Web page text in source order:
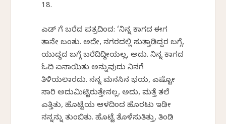
18.
ಎಡ್ ಗೆ ಬರೆದ ಪತ್ರದಿಂದ: ‘ನಿನ್ನ ಕಾಗದ ಈಗ
ತಾನೇ ಬಂತು. ಅದೇ, ನಗರದಲ್ಲಿ ಸುತ್ತಾಡಿದ್ದರ ಬಗ್ಗೆ,
ಯುದ್ಧದ ಬಗ್ಗೆ ಬರೆದಿದ್ದೀಯಲ್ಲ, ಅದು. ನಿನ್ನ ಕಾಗದ
ಓದಿ ಏನಾಯಿತು ಅನ್ನುವುದು ನಿನಗೆ
ತಿಳಿಯಲಾರದು. ನನ್ನ ಮನಸಿನ ಭಯ, ಎಷ್ಟೋ
ಸಾರಿ ಅದುಮಿಟ್ಟಿರುತ್ತೇನಲ್ಲ, ಅದು, ಮತ್ತೆ ತಲೆ
ಎತ್ತಿತು, ಹೊಟ್ಟೆಯ ಆಳದಿಂದ ಹೊರಟು ಇಡೀ
ನನ್ನನ್ನು ತುಂಬಿತು. ಹೊಟ್ಟೆ ತೊಳೆಸುತಿತ್ತು, ತಿಂಡಿ